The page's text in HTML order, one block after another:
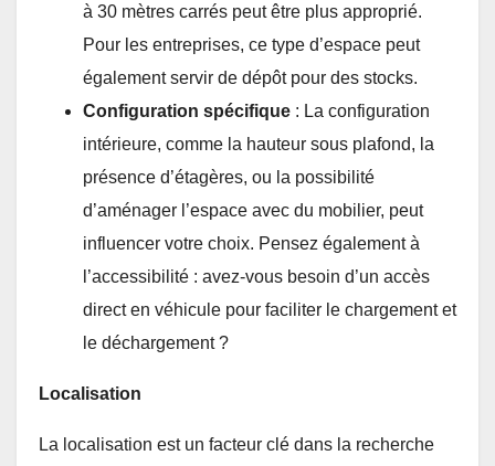
à 30 mètres carrés peut être plus approprié.
Pour les entreprises, ce type d’espace peut
également servir de dépôt pour des stocks.
Configuration spécifique : La configuration
intérieure, comme la hauteur sous plafond, la
présence d’étagères, ou la possibilité
d’aménager l’espace avec du mobilier, peut
influencer votre choix. Pensez également à
l’accessibilité : avez-vous besoin d’un accès
direct en véhicule pour faciliter le chargement et
le déchargement ?
Localisation
La localisation est un facteur clé dans la recherche